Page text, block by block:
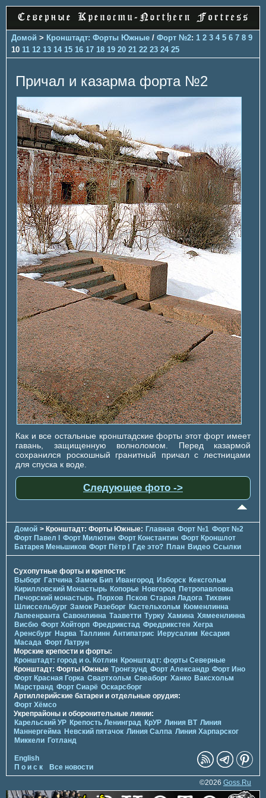
Домой > Кронштадт: Форты Южные / Форт №2: 1 2 3 4 5 6 7 8 9
10 11 12 13 14 15 16 17 18 19 20 21 22 23 24 25
Причал и казарма форта №2
Как и все остальные кронштадские форты этот форт имеет
гавань, защищенную волноломом. Перед казармой
сохранился роскошный гранитный причал с лестницами
для спуска к воде.
Следующее фото ->
Домой > Кронштадт: Форты Южные: Главная Форт №1 Форт №2
Форт Павел I Форт Милютин Форт Константин Форт Кроншлот
Батарея Меньшиков Форт Пётр I Где это? План Видео Ссылки
Сухопутные форты и крепости:
Выборг Гатчина Замок Бип Ивангород Изборск Кексгольм
Кирилловский Монастырь Копорье Новгород Петропавловка
Печорcкий монастырь Порхов Псков Старая Ладога Тихвин
Шлиссельбург Замок Разеборг Кастельхольм Кюменлинна
Лапеенранта Савонлинна Тааветти Турку Хамина Хямеенлинна
Висбю Форт Хойторп Фредрикстад Фредрикстен Хегра
Аренсбург Нарва Таллинн Антипатрис Иерусалим Кесария
Масада Форт Латрун
Морские крепости и форты:
Кронштадт: город и о. Котлин Кронштадт: форты Северные
Кронштадт: Форты Южные Тронгзунд Форт Александр Форт Ино
Форт Красная Горка Свартхольм Свеаборг Ханко Ваксхольм
Марстранд Форт Сиарё Оскарсборг
Артиллерийские батареи и отдельные орудия:
Форт Хёмсо
Укрепрайоны и оборонительные линии:
Карельский УР Крепость Ленинград КрУР Линия ВТ Линия
Маннергейма Невский пятачок Линия Салпа Линия Харпарског
Миккели Готланд
English
П о и с к
Все новости
©2026 Goss.Ru